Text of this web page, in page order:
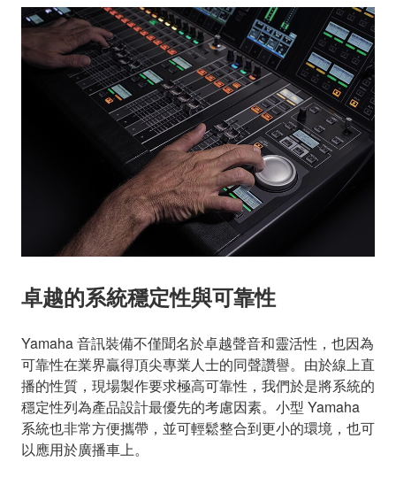
卓越的系統穩定性與可靠性
Yamaha 音訊裝備不僅聞名於卓越聲音和靈活性，也因為
可靠性在業界贏得頂尖專業人士的同聲讚譽。由於線上直
播的性質，現場製作要求極高可靠性，我們於是將系統的
穩定性列為產品設計最優先的考慮因素。小型 Yamaha
系統也非常方便攜帶，並可輕鬆整合到更小的環境，也可
以應用於廣播車上。